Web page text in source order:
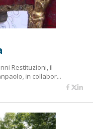
Restituzioni, il
in collabor...